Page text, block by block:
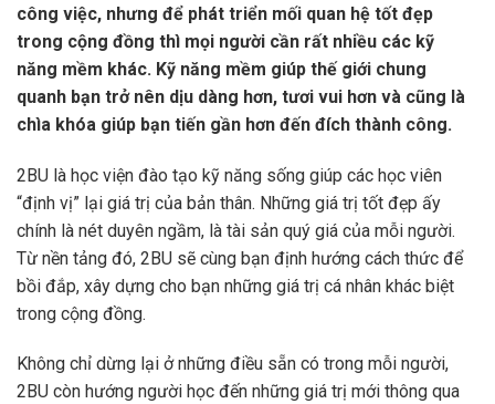
công việc, nhưng để phát triển mối quan hệ tốt đẹp
trong cộng đồng thì mọi người cần rất nhiều các kỹ
năng mềm khác. Kỹ năng mềm giúp thế giới chung
quanh bạn trở nên dịu dàng hơn, tươi vui hơn và cũng là
chìa khóa giúp bạn tiến gần hơn đến đích thành công.
2BU là học viện đào tạo kỹ năng sống giúp các học viên
“định vị” lại giá trị của bản thân. Những giá trị tốt đẹp ấy
chính là nét duyên ngầm, là tài sản quý giá của mỗi người.
Từ nền tảng đó, 2BU sẽ cùng bạn định hướng cách thức để
bồi đắp, xây dựng cho bạn những giá trị cá nhân khác biệt
trong cộng đồng.
Không chỉ dừng lại ở những điều sẵn có trong mỗi người,
2BU còn hướng người học đến những giá trị mới thông qua